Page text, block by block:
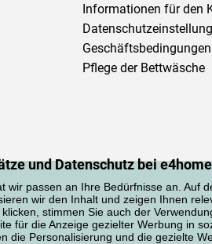
und Datenschutz bei
wir passen an Ihre Bedürfnisse an. Auf
wir den Inhalt und zeigen Ihnen
stimmen Sie auch der
für die Anzeige gezielter Werbung in
die Personalisierung und die gezielte
Informationen für den
Geschäftsbedingungen
Pflege der Bettwäsche